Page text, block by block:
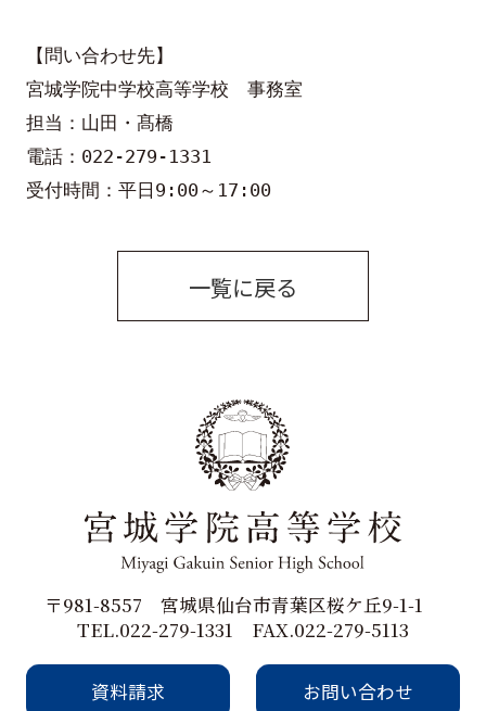
【問い合わせ先】
宮城学院中学校高等学校　事務室
担当：山田・髙橋
電話：022-279-1331
受付時間：平日9:00～17:00
一覧に戻る
〒981-8557 宮城県仙台市青葉区桜ケ丘9-1-1
TEL.022-279-1331 FAX.022-279-5113
資料請求 お問い合わせ